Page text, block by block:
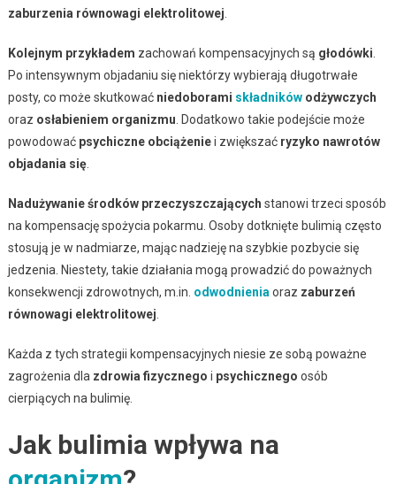
zaburzenia równowagi elektrolitowej
Kolejnym przykładem zachowań kompensacyjnych są głodówki
Po intensywnym objadaniu się niektórzy wybierają długotrwałe
posty, co może skutkować niedoborami składnikówodżywczych
oraz osłabieniem organizmu . Dodatkowo takie podejście może
powodować psychiczne obciążeniei zwiększać ryzyko nawrotów
objadania się.
Nadużywanie środków przeczyszczających stanowi trzeci sposób
na kompensację spożycia pokarmu. Osoby dotknięte bulimią często
stosują je w nadmiarze, mając nadzieję na szybkie pozbycie się
jedzenia. Niestety, takie działania mogą prowadzić do poważnych
konsekwencji zdrowotnych, m.in. odwodnienia oraz zaburzeń
równowagi elektrolitowej
Każda z tych strategii kompensacyjnych niesie ze sobą poważne
zagrożenia dla zdrowia fizycznego i psychicznego osób
cierpiących na bulimię.
Jak bulimia wpływa na